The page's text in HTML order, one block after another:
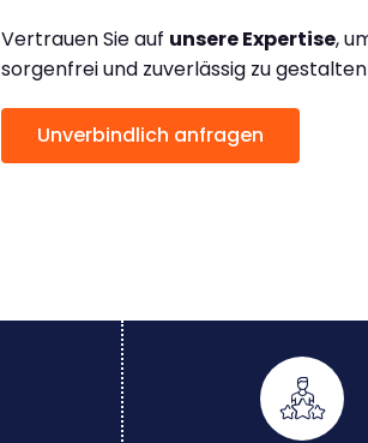
Vertrauen Sie auf unsere Expertise,
sorgenfrei und zuverlässig zu gestalten
Unverbindlich anfragen